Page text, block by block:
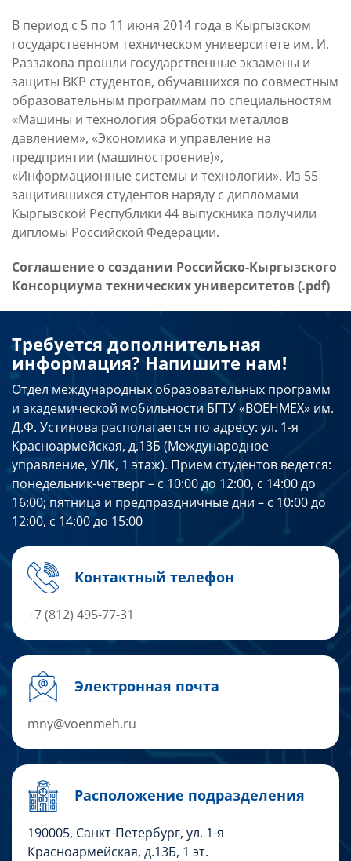
В период с 5 по 11 июня 2014 года в Кыргызском
государственном техническом университете им. И.
Раззакова прошли государственные экзамены и
защиты ВКР студентов, обучавшихся по совместным
образовательным программам по специальностям
«Машины и технология обработки металлов
давлением», «Экономика и управление на
предприятии (машиностроение)»,
«Информационные системы и технологии». Из 55
защитившихся студентов наряду с дипломами
Кыргызской Республики 44 выпускника получили
дипломы Российской Федерации.
Соглашение о создании Российско-Кыргызского
Консорциума технических университетов (.pdf)
Требуется дополнительная
информация? Напишите нам!
Отдел международных образовательных программ
и академической мобильности БГТУ «ВОЕНМЕХ» им.
Д.Ф. Устинова располагается по адресу: ул. 1-я
Красноармейская, д.13Б (Международное
управление, УЛК, 1 этаж). Прием студентов ведется:
понедельник-четверг – с 10:00 до 12:00, с 14:00 до
16:00; пятница и предпраздничные дни – с 10:00 до
12:00, с 14:00 до 15:00
Контактный телефон
+7 (812) 495-77-31
Электронная почта
mny@voenmeh.ru
Расположение подразделения
190005, Санкт-Петербург, ул. 1-я
Красноармейская, д.13Б, 1 эт.